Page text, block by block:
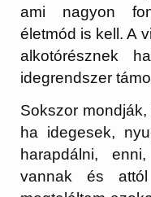
ami nagyon
életmód is kell. A
alkotórésznek
idegrendszer
Sokszor
ha idegesek,
harapdálni,
vannak és